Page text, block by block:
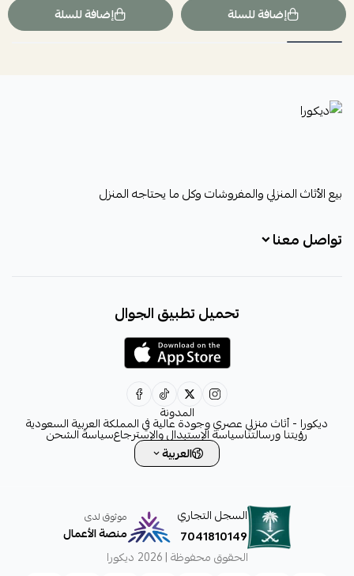
إضافة للسلة إضافة للسلة
ديكورا
بيع الأثاث المنزلي والمفروشات وكل ما يحتاجه المنزل
تواصل معنا
decora6586@gmail.com
تحميل تطبيق الجوال
المدونة
ديكورا - أثاث منزلي عصري وجودة عالية في المملكة العربية السعودية
رؤيتنا ورسالتناسياسة الإستبدال والإسترجاعسياسة الشحن
العربية
السجل التجاري
7041810149
موثوق لدى
منصة الأعمال
الحقوق محفوظة | 2026
ديكورا